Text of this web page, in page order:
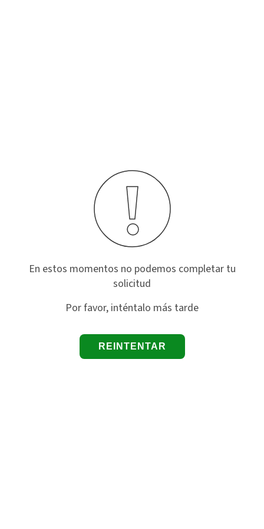
En estos momentos no podemos completar tu
solicitud
Por favor, inténtalo más tarde
REINTENTAR